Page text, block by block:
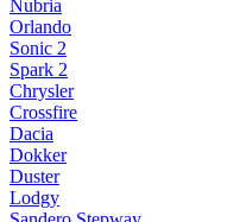
Nubria
Orlando
Sonic 2
Spark 2
Chrysler
Crossfire
Dacia
Dokker
Duster
Lodgy